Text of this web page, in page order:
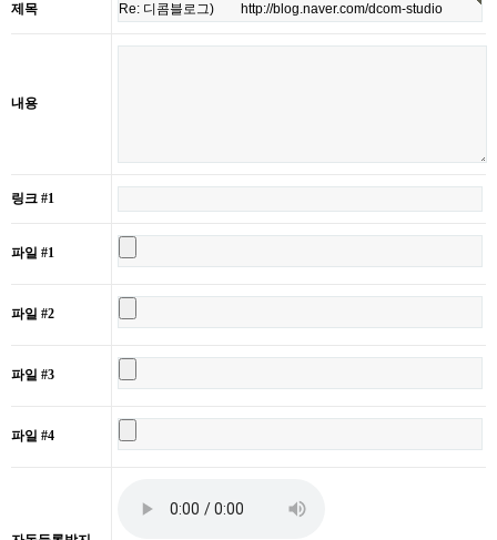
제목
내용
링크 #1
파일 #1
파일 #2
파일 #3
파일 #4